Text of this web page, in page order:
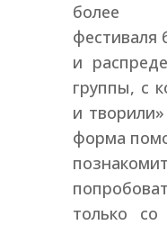
более
и
группы, с
и
форма
только со